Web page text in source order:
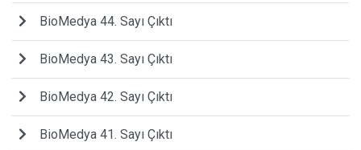
BioMedya 44. Sayı Çıktı
BioMedya 43. Sayı Çıktı
BioMedya 42. Sayı Çıktı
BioMedya 41. Sayı Çıktı